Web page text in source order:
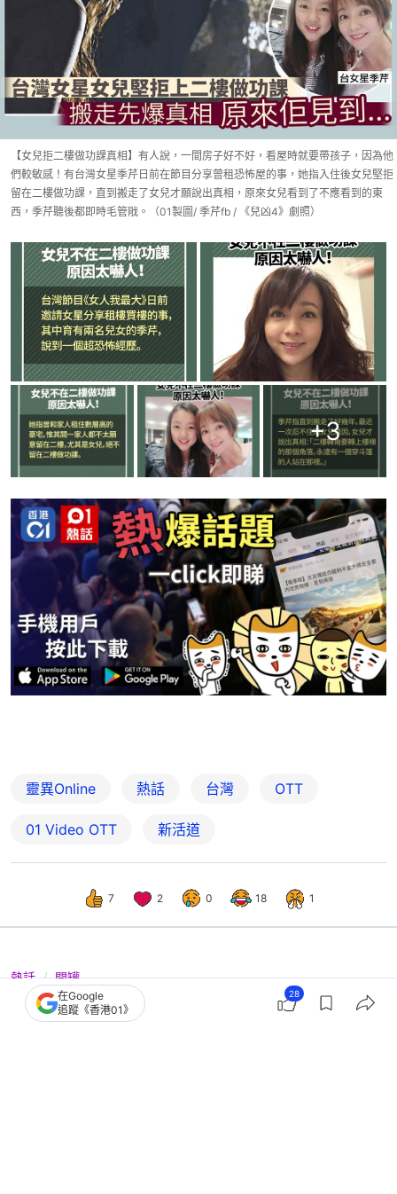
【女兒拒二樓做功課真相】有人說，一間房子好不好，看屋時就要帶孩子，因為他
們較敏感！有台灣女星季芹日前在節目分享曾租恐怖屋的事，她指入住後女兒堅拒
留在二樓做功課，直到搬走了女兒才願說出真相，原來女兒看到了不應看到的東
西，季芹聽後都即時毛管戙。（01製圖/ 季芹fb / 《兒凶4》劇照）
+3
靈異Online 熱話 台灣 OTT
01‌ ‌Video‌ ‌OTT 新活道
7 2 0 18 1
熱話 開罐
屋企樓下做保安是人生贏家？內行人揭
在Google
追蹤《香港01》
28